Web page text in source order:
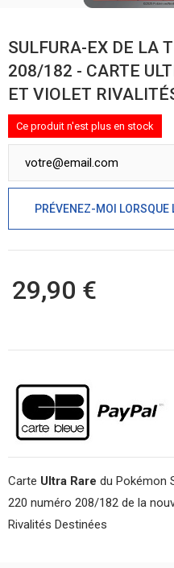
SULFURA-EX DE LA
208/182 - CARTE
ET VIOLET
Ce produit n'est plus en stock
PRÉVENEZ-MOI LORSQUE
29,90 €
Carte Ultra Rare du Pokémon
220 numéro 208/182 de la
Rivalités Destinées